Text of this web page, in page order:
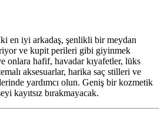
en iyi arkadaş, şenlikli bir meydan
ve kupit perileri gibi giyinmek
onlara hafif, havadar kıyafetler, lüks
aksesuarlar, harika saç stilleri ve
yardımcı olun. Geniş bir kozmetik
kayıtsız bırakmayacak.